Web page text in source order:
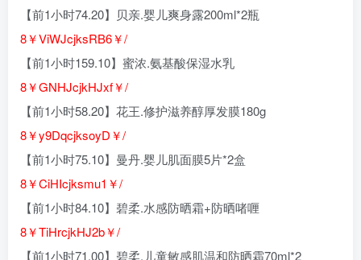
【前1小时74.20】贝亲.婴儿爽身露200ml*2瓶
8￥ViWJcjksRB6￥/
【前1小时159.10】蜜浓.氨基酸保湿水乳
8￥GNHJcjkHJxf￥/
【前1小时58.20】花王.修护滋养醇厚发膜180g
8￥y9DqcjksoyD￥/
【前1小时75.10】曼丹.婴儿肌面膜5片*2盒
8￥CiHIcjksmu1￥/
【前1小时84.10】碧柔.水感防晒霜+防晒啫喱
8￥TiHrcjkHJ2b￥/
【前1小时71.00】碧柔.儿童敏感肌温和防晒霜70ml*2